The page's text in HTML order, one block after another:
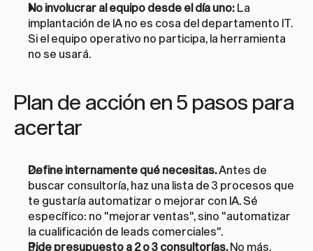
No involucrar al equipo desde el día uno: La
implantación de IA no es cosa del departamento IT.
Si el equipo operativo no participa, la herramienta
no se usará.
Plan de acción en 5 pasos para
acertar
Define internamente qué necesitas. Antes de
buscar consultoría, haz una lista de 3 procesos que
te gustaría automatizar o mejorar con IA. Sé
específico: no "mejorar ventas", sino "automatizar
la cualificación de leads comerciales".
Pide presupuesto a 2 o 3 consultorías. No más.